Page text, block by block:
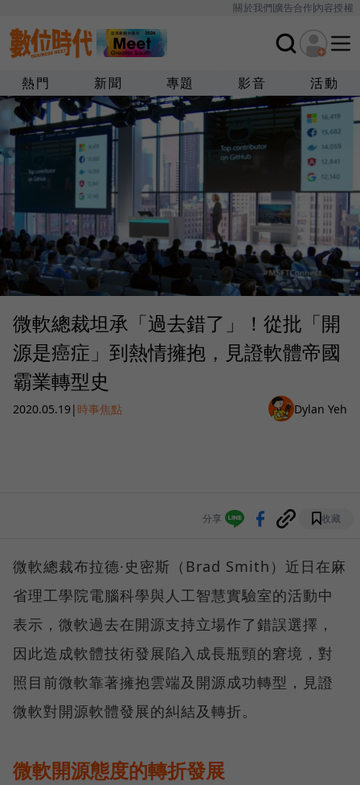
關於我們廣告合作內容授權
熱門 新聞 專題 影音 活動
微軟總裁坦承「過去錯了」！從批「開
源是癌症」到熱情擁抱，見證軟體帝國
霸業轉型史
2020.05.19| 時事焦點 Dylan Yeh
分享 收藏
微軟總裁布拉德·史密斯（Brad Smith）近日在麻
省理工學院電腦科學與人工智慧實驗室的活動中
表示，微軟過去在開源支持立場作了錯誤選擇，
因此造成軟體技術發展陷入成長瓶頸的窘境，對
照目前微軟靠著擁抱雲端及開源成功轉型，見證
微軟對開源軟體發展的糾結及轉折。
微軟開源態度的轉折發展